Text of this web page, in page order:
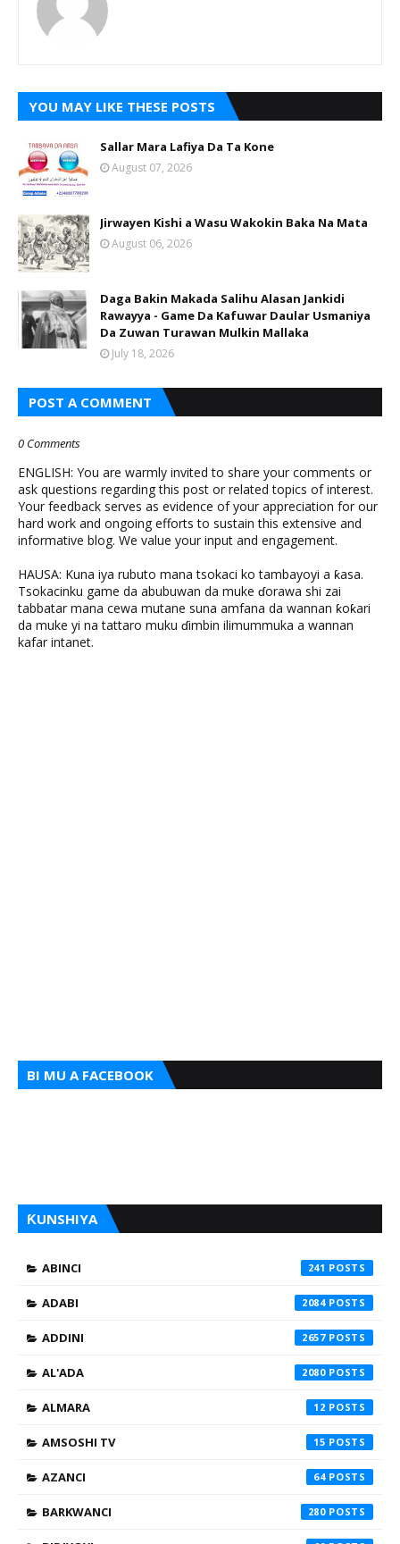
YOU MAY LIKE THESE POSTS
Sallar Mara Lafiya Da Ta Kone
August 07, 2026
Jirwayen Kishi a Wasu Wakokin Baka Na Mata
August 06, 2026
Daga Bakin Makada Salihu Alasan Jankidi
Rawayya - Game Da Kafuwar Daular Usmaniya
Da Zuwan Turawan Mulkin Mallaka
July 18, 2026
POST A COMMENT
0 Comments
ENGLISH: You are warmly invited to share your comments or
ask questions regarding this post or related topics of interest.
Your feedback serves as evidence of your appreciation for our
hard work and ongoing efforts to sustain this extensive and
informative blog. We value your input and engagement.
HAUSA: Kuna iya rubuto mana tsokaci ko tambayoyi a ƙasa.
Tsokacinku game da abubuwan da muke ɗorawa shi zai
tabbatar mana cewa mutane suna amfana da wannan ƙoƙari
da muke yi na tattaro muku ɗimbin ilimummuka a wannan
kafar intanet.
BI MU A FACEBOOK
ƘUNSHIYA
ABINCI 241
ADABI 2084
ADDINI 2657
AL'ADA 2080
ALMARA 12
AMSOSHI TV 15
AZANCI 64
BARKWANCI 280